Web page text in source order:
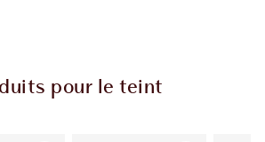
pour le teint